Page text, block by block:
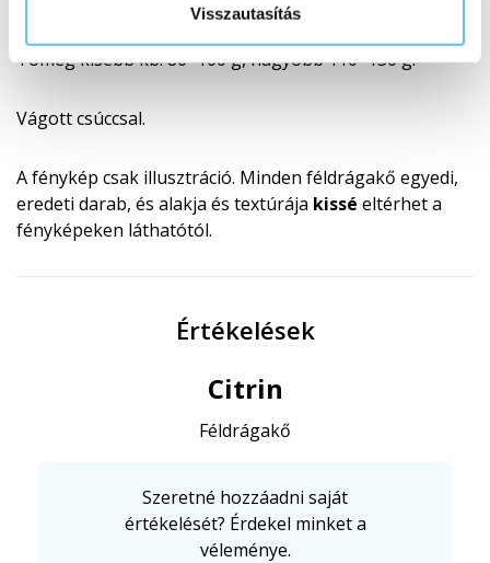
Visszautasítás
Tömeg kisebb kb. 80–100 g, nagyobb 110–130 g.
Vágott csúccsal.
A fénykép csak illusztráció. Minden féldrágakő egyedi,
eredeti darab, és alakja és textúrája kissé eltérhet a
fényképeken láthatótól.
Értékelések
Citrin
Féldrágakő
Szeretné hozzáadni saját
értékelését? Érdekel minket a
véleménye.